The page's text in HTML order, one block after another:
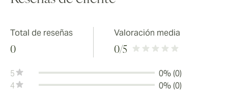
Total de reseñas
0
Valoración media
0/5
5
0% (0)
4
0% (0)